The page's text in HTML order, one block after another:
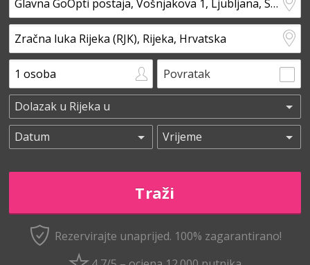
Povratak
Rezervirajte unaprijed. 100% zagarantirano!